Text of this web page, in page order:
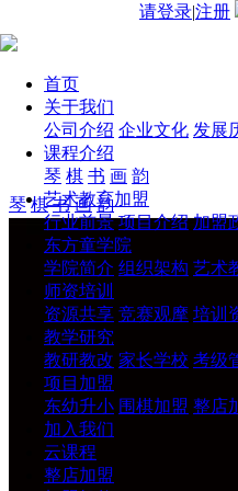
请登录|注册
首页
关于我们
公司介绍 企业文化 发展
课程介绍
琴 棋 书 画 韵
艺术教育加盟
行业前景 项目介绍 加盟
东方童学院
学院简介 组织架构 艺术
师资培训
资源共享 竞赛观摩 培训
教学研究
教研教改 家长学校 考级
项目加盟
东幼升小 围棋加盟 整店
加入我们
云课程
整店加盟
琴 棋 书 画 韵